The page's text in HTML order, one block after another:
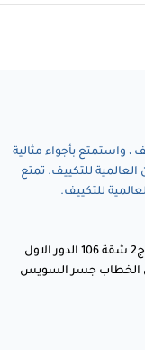
، واستمتع بأجواء مثالية
للتكييف. تمتع
للتكييف.